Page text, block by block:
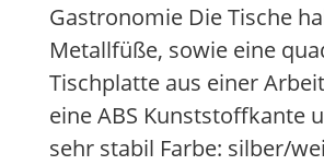
Gastronomie Die Tische
Metallfüße, sowie eine
Tischplatte aus einer
eine ABS Kunststoffkante
sehr stabil Farbe: silber/